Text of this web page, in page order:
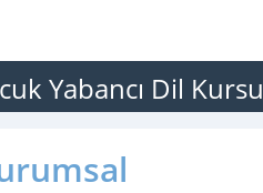
Yabancı Dil Kursu